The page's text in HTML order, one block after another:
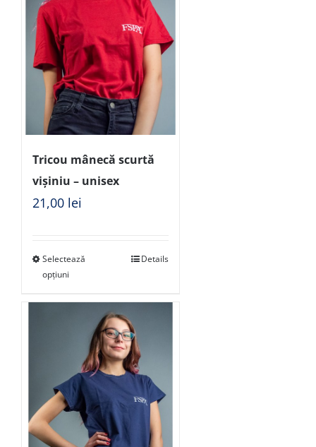
Tricou mânecă scurtă
vișiniu – unisex
21,00 lei
Selectează
opțiuni
Details